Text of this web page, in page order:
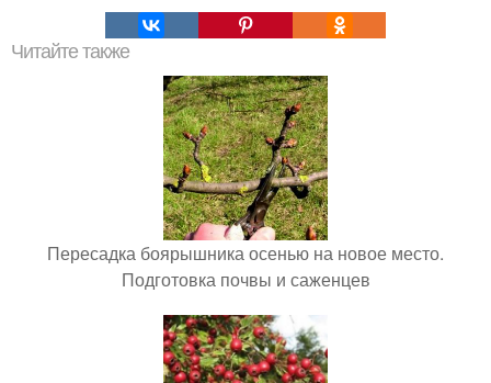
Читайте также
Пересадка боярышника осенью на новое место.
Подготовка почвы и саженцев